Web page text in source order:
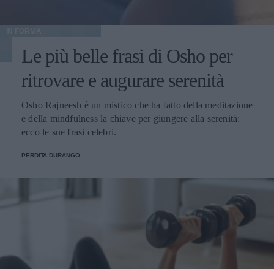
Le più belle frasi di Osho per
ritrovare e augurare serenità
Osho Rajneesh è un mistico che ha fatto della meditazione
e della mindfulness la chiave per giungere alla serenità:
ecco le sue frasi celebri.
PERDITA DURANGO